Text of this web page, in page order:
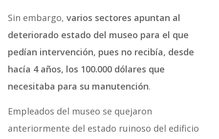
Sin embargo, varios sectores apuntan al
deteriorado estado del museo para el que
pedían intervención, pues no recibía, desde
hacía 4 años, los 100.000 dólares que
necesitaba para su manutención.
Empleados del museo se quejaron
anteriormente del estado ruinoso del edificio